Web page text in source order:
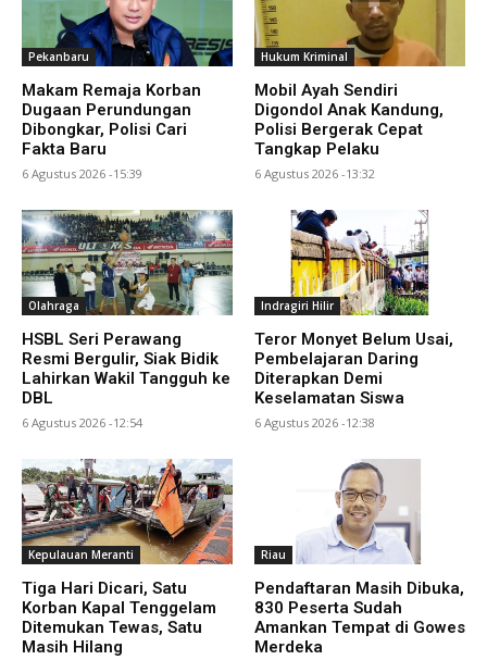
Pekanbaru
Makam Remaja Korban
Dugaan Perundungan
Dibongkar, Polisi Cari
Fakta Baru
6 Agustus 2026 -15:39
Hukum Kriminal
Mobil Ayah Sendiri
Digondol Anak Kandung,
Polisi Bergerak Cepat
Tangkap Pelaku
6 Agustus 2026 -13:32
Olahraga
HSBL Seri Perawang
Resmi Bergulir, Siak Bidik
Lahirkan Wakil Tangguh ke
DBL
6 Agustus 2026 -12:54
Indragiri Hilir
Teror Monyet Belum Usai,
Pembelajaran Daring
Diterapkan Demi
Keselamatan Siswa
6 Agustus 2026 -12:38
Kepulauan Meranti
Tiga Hari Dicari, Satu
Korban Kapal Tenggelam
Ditemukan Tewas, Satu
Masih Hilang
Riau
Pendaftaran Masih Dibuka,
830 Peserta Sudah
Amankan Tempat di Gowes
Merdeka